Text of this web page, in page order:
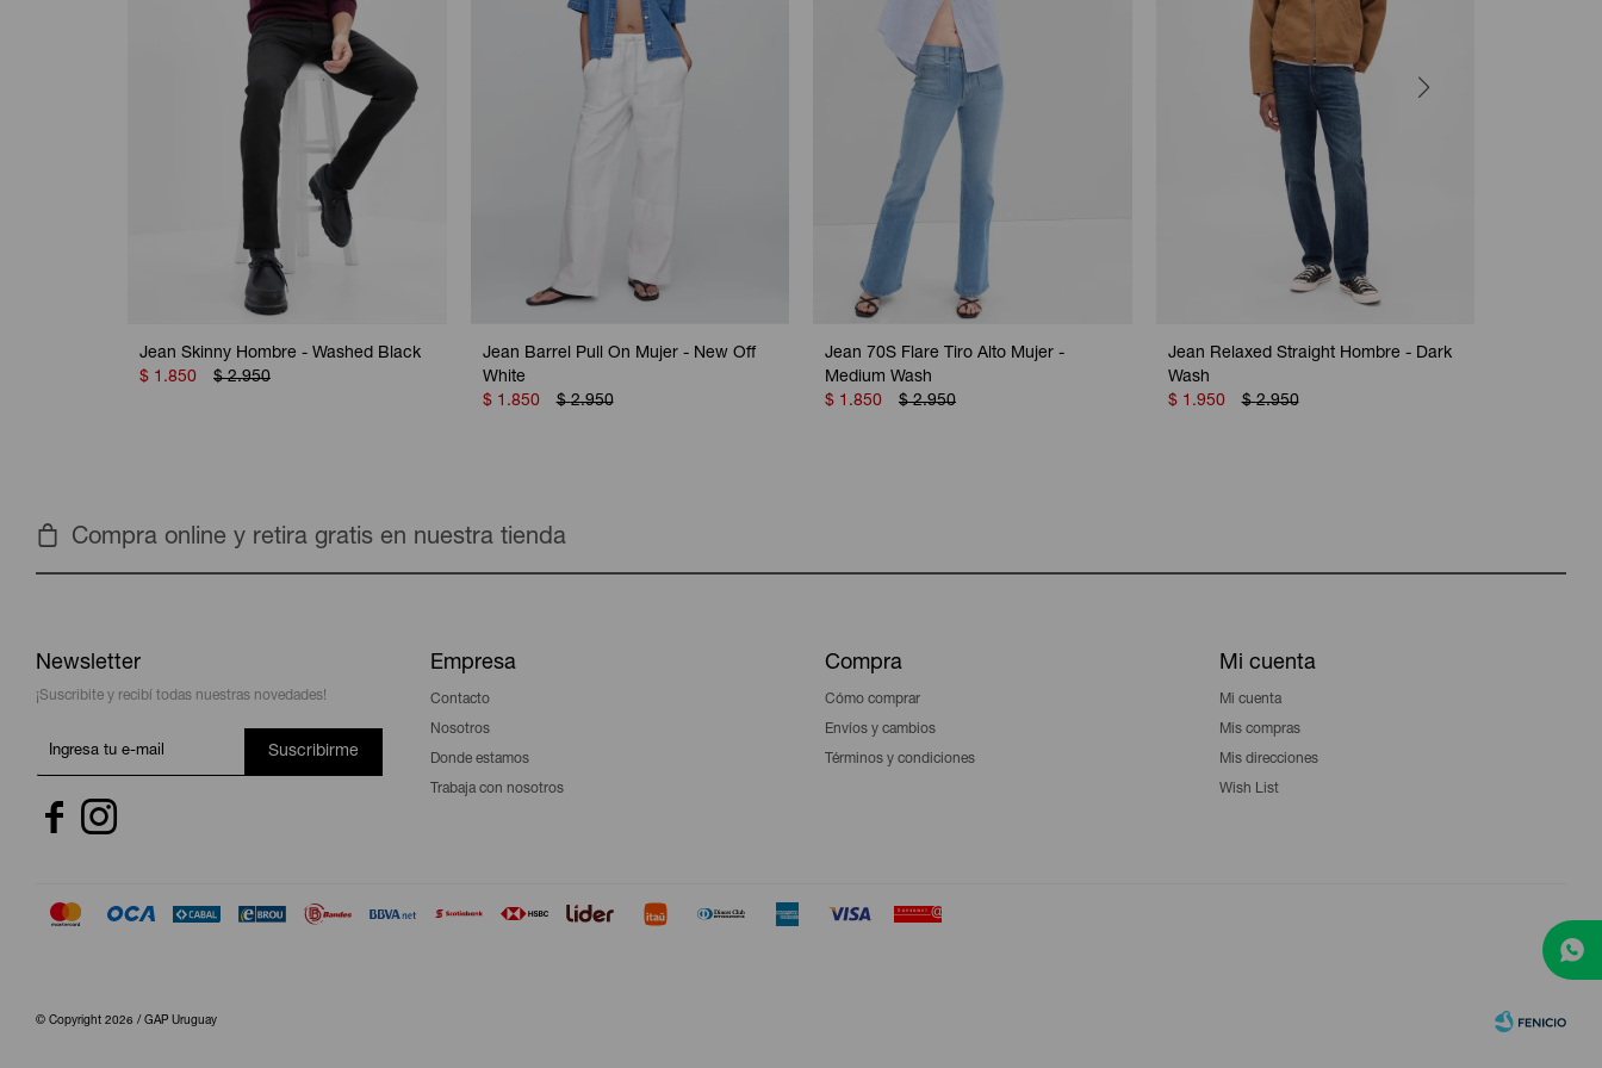
Jean Skinny Hombre - Washed Black
$ 1.850 $ 2.950
Jean Barrel Pull On Mujer - New Off
White
$ 1.850 $ 2.950
Jean 70S Flare Tiro Alto Mujer -
Medium Wash
$ 1.850 $ 2.950
Jean Relaxed Straight Hombre - Dark
Wash
$ 1.950 $ 2.950
Compra online y retira gratis en nuestra tienda
Newsletter
¡Suscribite y recibí todas nuestras novedades!
Suscribirme
 
Empresa
Contacto
Nosotros
Donde estamos
Trabaja con nosotros
Compra
Cómo comprar
Envíos y cambios
Términos y condiciones
Mi cuenta
Mi cuenta
Mis compras
Mis direcciones
Wish List
© Copyright 2026 / GAP Uruguay